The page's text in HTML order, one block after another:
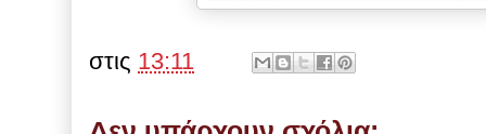
στις 13:11